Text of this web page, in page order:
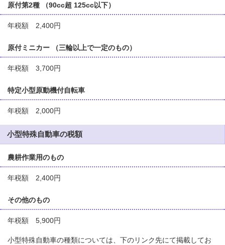
原付第2種 （90cc超 125cc以下）
年税額 2,400円
原付ミニカー （三輪以上で一定のもの）
年税額 3,700円
特定小型原動機付自転車
年税額 2,000円
小型特殊自動車の税額
農耕作業用のもの
年税額 2,400円
その他のもの
年税額 5,900円
小型特殊自動車の種類については、下のリンク先にて掲載してお